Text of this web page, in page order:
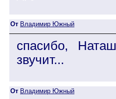
От Владимир Южный
спасибо,
звучит...
От Владимир Южный